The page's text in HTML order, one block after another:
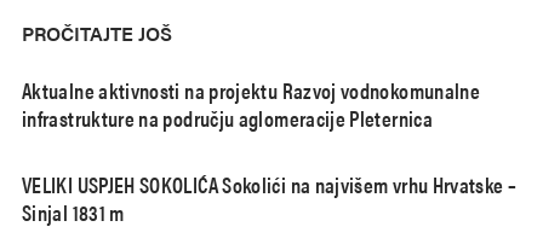
PROČITAJTE JOŠ
Aktualne aktivnosti na projektu Razvoj vodnokomunalne
infrastrukture na području aglomeracije Pleternica
VELIKI USPJEH SOKOLIĆA Sokolići na najvišem vrhu Hrvatske –
Sinjal 1831 m